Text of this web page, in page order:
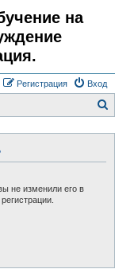
на
Вход
Регистрация
не изменили его в